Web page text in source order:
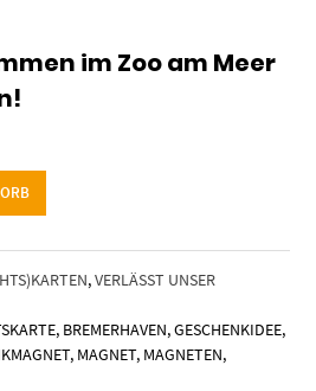
im Zoo am Meer
,VERLÄSST UNSER
, BREMERHAVEN,GESCHENKIDEE,
, MAGNET, MAGNETEN,